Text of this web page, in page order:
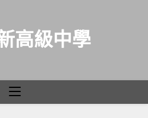
高級中學